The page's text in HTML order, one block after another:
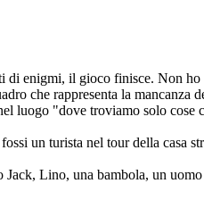
di enigmi, il gioco finisce. Non
che rappresenta la mancanza
luogo "dove troviamo solo cose
un turista nel tour della casa
Lino, una bambola, un